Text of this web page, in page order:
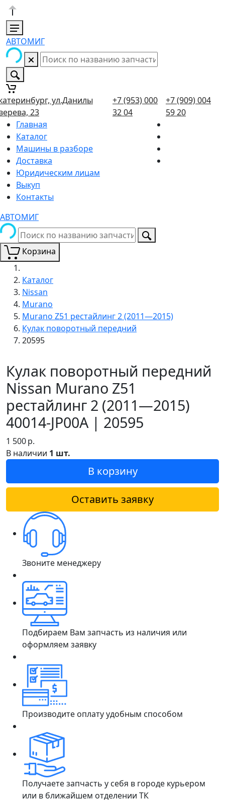
АВТОМИГ
ул.Данилы
23
+7 (953) 000
32 04
+7 (909) 004
59 20
Главная
Каталог
Машины в разборе
Доставка
Юридическим лицам
Выкуп
Контакты
АВТОМИГ
Корзина
Каталог
Nissan
Murano
Murano Z51 рестайлинг 2 (2011—2015)
Кулак поворотный передний
20595
Кулак поворотный передний
Nissan Murano Z51
рестайлинг 2 (2011—2015)
40014-JP00A | 20595
1 500р.
В наличии 1 шт.
В корзину
Оставить заявку
Звоните менеджеру
Подбираем Вам запчасть из наличия или
оформляем заявку
Производите оплату удобным способом
Получаете запчасть у себя в городе курьером
или в ближайшем отделении ТК